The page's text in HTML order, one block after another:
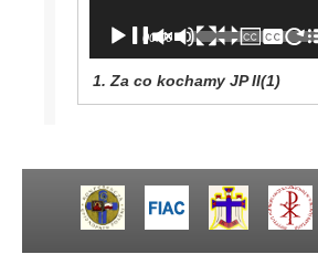
00:00
1. Za co kochamy JP II(1)